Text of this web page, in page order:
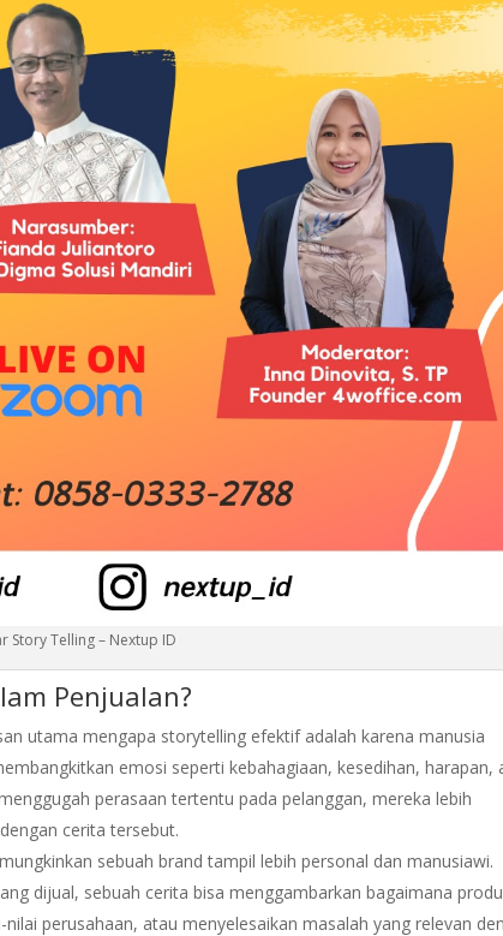
Story Telling – Nextup ID
Penjualan?
utama mengapa storytelling efektif adalah karena manusia
emosi seperti kebahagiaan, kesedihan, harapan,
perasaan tertentu pada pelanggan, mereka lebih
cerita tersebut.
sebuah brand tampil lebih personal dan manusiawi.
dijual, sebuah cerita bisa menggambarkan bagaimana
perusahaan, atau menyelesaikan masalah yang relevan